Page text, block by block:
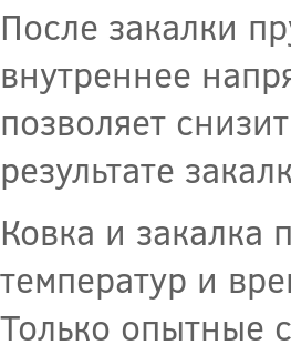
После закалки
внутреннее
позволяет
результате
Ковка и закалка
температур и
Только опытные